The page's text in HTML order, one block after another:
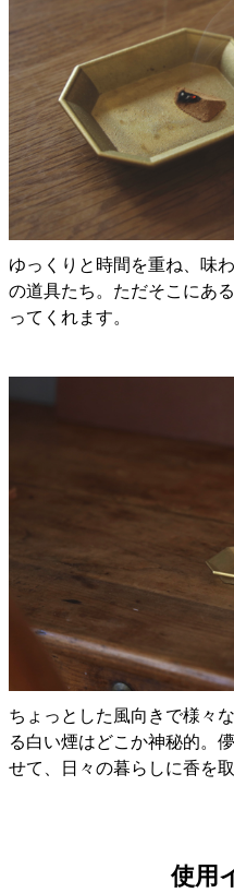
ゆっくりと時間を重ね、味
の道具たち。ただそこにあ
ってくれます。
ちょっとした風向きで様々
る白い煙はどこか神秘的。
せて、日々の暮らしに香を
使用